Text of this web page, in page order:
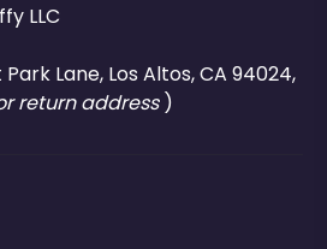
LLC
Lane, Los Altos, CA 94024,
return address)